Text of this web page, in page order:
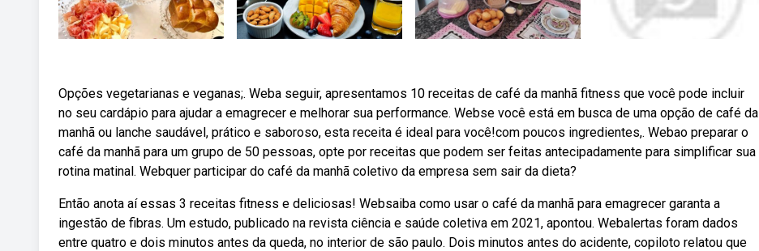
Opções vegetarianas e veganas;. Weba seguir, apresentamos 10 receitas de café da manhã fitness que você pode incluir
no seu cardápio para ajudar a emagrecer e melhorar sua performance. Webse você está em busca de uma opção de café da
manhã ou lanche saudável, prático e saboroso, esta receita é ideal para você!com poucos ingredientes,. Webao preparar o
café da manhã para um grupo de 50 pessoas, opte por receitas que podem ser feitas antecipadamente para simplificar sua
rotina matinal. Webquer participar do café da manhã coletivo da empresa sem sair da dieta?
Então anota aí essas 3 receitas fitness e deliciosas! Websaiba como usar o café da manhã para emagrecer garanta a
ingestão de fibras. Um estudo, publicado na revista ciência e saúde coletiva em 2021, apontou. Webalertas foram dados
entre quatro e dois minutos antes da queda, no interior de são paulo. Dois minutos antes do acidente, copiloto relatou que